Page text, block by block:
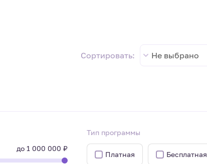
Сортировать: Не выбрано
до1 000 000 ₽
Тип программы
Платная Бесплатная